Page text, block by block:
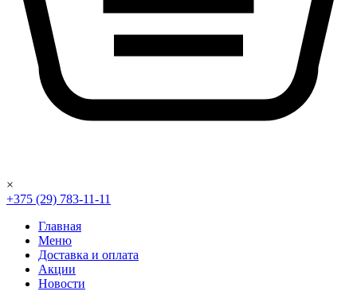
×
+375 (29) 783-11-11
Главная
Меню
Доставка и оплата
Акции
Новости